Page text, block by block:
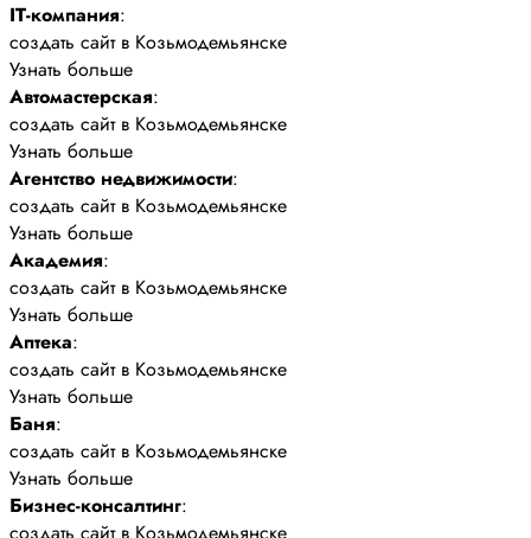
IT-компания:
создать сайт в Козьмодемьянске
Узнать больше
Автомастерская:
создать сайт в Козьмодемьянске
Узнать больше
Агентство недвижимости:
создать сайт в Козьмодемьянске
Узнать больше
Академия:
создать сайт в Козьмодемьянске
Узнать больше
Аптека:
создать сайт в Козьмодемьянске
Узнать больше
Баня:
создать сайт в Козьмодемьянске
Узнать больше
Бизнес-консалтинг: